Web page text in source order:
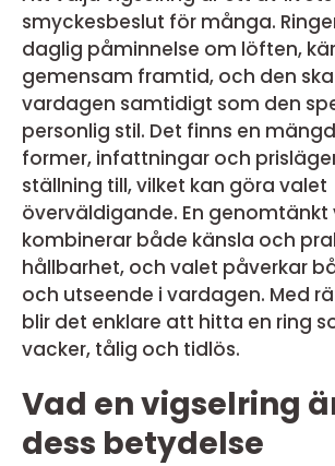
smyckesbeslut för många.
daglig påminnelse om löften,
gemensam framtid, och den
vardagen samtidigt som den
personlig stil. Det finns en
former, infattningar och
ställning till, vilket kan göra valet
överväldigande. En genomtänkt
kombinerar både känsla och
hållbarhet, och valet påverkar
och utseende i vardagen. Med
blir det enklare att hitta en ring
vacker, tålig och tidlös.
Vad en vigselring
dess betydelse